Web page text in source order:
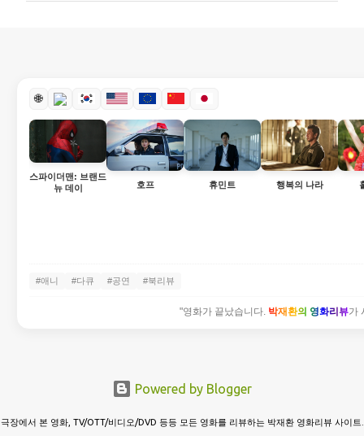
🌐
스파이더맨: 브랜드
뉴 데이
호프 휴민트 행복의 나라
#애니 #다큐 #공연 #북리뷰
"영화가 끝났습니다. 박재환의 영화리뷰가
Powered by Blogger
극장에서 본 영화, TV/OTT/비디오/DVD 등등 모든 영화를 리뷰하는 박재환 영화리뷰 사이트.